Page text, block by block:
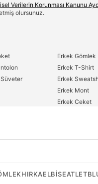
Verilerin Korunması Kanunu
olursunuz.
Erkek Gömlek
Erkek T-Shirt
Erkek
Erkek Mont
Erkek Ceket
HIRKAELBISEATLET